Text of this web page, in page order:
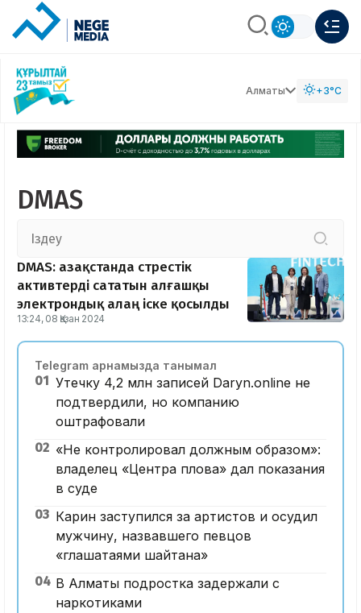
Алматы +3°C
DMAS
DMAS: Қазақстанда стрестік
активтерді сататын алғашқы
электрондық алаң іске қосылды
13:24, 08 Қазан 2024
Telegram арнамызда танымал
01 Утечку 4,2 млн записей Daryn.online не
подтвердили, но компанию
оштрафовали
02 «Не контролировал должным образом»:
владелец «Центра плова» дал показания
в суде
03 Карин заступился за артистов и осудил
мужчину, назвавшего певцов
«глашатаями шайтана»
04 В Алматы подростка задержали с
наркотиками